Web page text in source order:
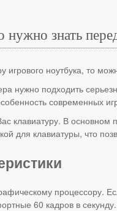
нужно знать
игрового ноутбука, то
нужно подходить
современных
клавиатуру. В основном
для клавиатуры, что
процессору.
60 кадров в секунду.